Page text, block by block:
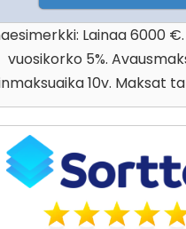
Lainaa 6000
vuosikorko 5%.
10v. Maksat